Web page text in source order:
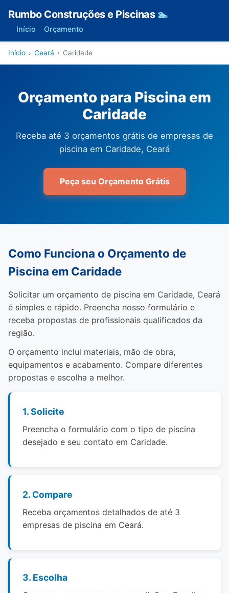
Rumbo Construções e Piscinas 🏊
Início Orçamento
Início › Ceará › Caridade
Orçamento para Piscina em
Caridade
Receba até 3 orçamentos grátis de empresas de
piscina em Caridade, Ceará
Peça seu Orçamento Grátis
Como Funciona o Orçamento de
Piscina em Caridade
Solicitar um orçamento de piscina em Caridade, Ceará
é simples e rápido. Preencha nosso formulário e
receba propostas de profissionais qualificados da
região.
O orçamento inclui materiais, mão de obra,
equipamentos e acabamento. Compare diferentes
propostas e escolha a melhor.
1. Solicite
Preencha o formulário com o tipo de piscina
desejado e seu contato em Caridade.
2. Compare
Receba orçamentos detalhados de até 3
empresas de piscina em Ceará.
3. Escolha